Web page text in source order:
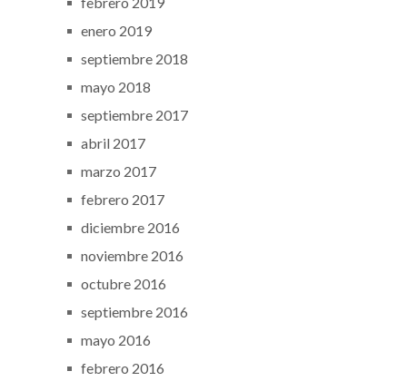
enero 2019
septiembre 2018
mayo 2018
septiembre 2017
abril 2017
marzo 2017
febrero 2017
diciembre 2016
noviembre 2016
octubre 2016
septiembre 2016
mayo 2016
febrero 2016